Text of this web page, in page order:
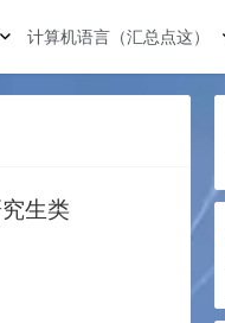
计算机语言（汇总点这）
生类